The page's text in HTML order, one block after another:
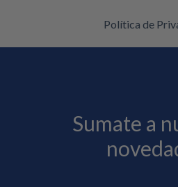
Política de
Sumate a